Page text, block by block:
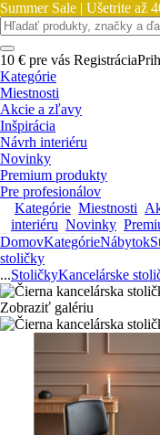
Summer Sale | Ušetrite až
10 € pre vás Registrácia
Kategórie
Miestnosti
Akcie a zľavy
Inšpirácia
Návrh interiéru
Novinky
Premium produkty
Pre profesionálov
Kategórie Miestnosti
interiéru Novinky
DomovKategórieNábytok
stoličky
...StoličkyKancelárske
Zobraziť galériu